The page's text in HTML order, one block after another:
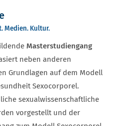
Medien. Kultur.
Masterstudiengang
neben anderen
Grundlagen auf dem Modell
Sexocorporel.
sexualwissenschaftliche
vorgestellt und der